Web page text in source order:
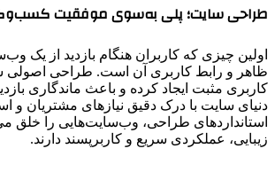
طراحی سایت؛ پلی به‌سوی موفقیت
اولین چیزی که کاربران هنگام بازدید از یک
ظاهر و رابط کاربری آن است. طراحی اصولی
کاربری مثبت ایجاد کرده و باعث ماندگاری
دنیای سایت با درک دقیق نیازهای مشتریان و
استانداردهای طراحی، وب‌سایت‌هایی را خلق
زیبایی، عملکردی سریع و کاربرپسند دارند.